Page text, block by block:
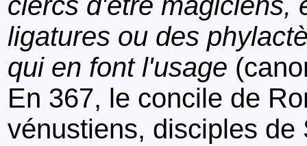
ligatures ou des
qui en font l'usage
En 367, le concile de
vénustiens, disciples